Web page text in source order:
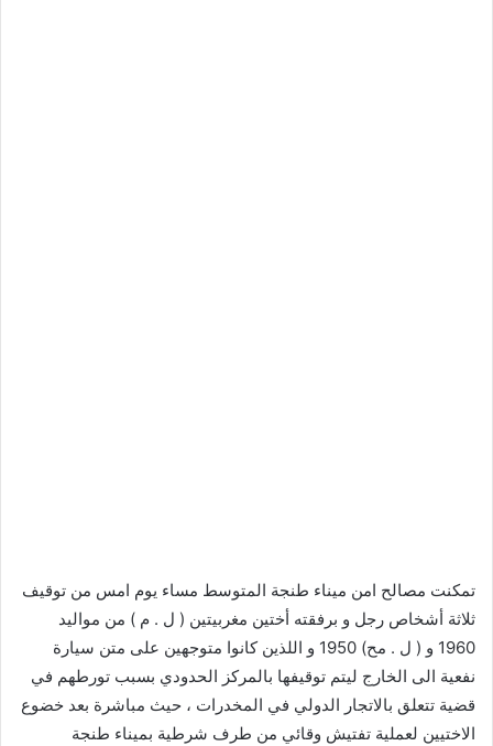
تمكنت مصالح امن ميناء طنجة المتوسط مساء يوم امس من توقيف
ثلاثة أشخاص رجل و برفقته أختين مغربيتين ( ل . م ) من مواليد
1960 و ( ل . مح) 1950 و اللذين كانوا متوجهين على متن سيارة
نفعية الى الخارج ليتم توقيفها بالمركز الحدودي بسبب تورطهم في
قضية تتعلق بالاتجار الدولي في المخدرات ، حيث مباشرة بعد خضوع
الاختيين لعملية تفتيش وقائي من طرف شرطية بميناء طنجة